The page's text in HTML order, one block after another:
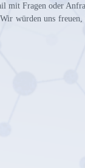
mit Fragen oder
würden uns